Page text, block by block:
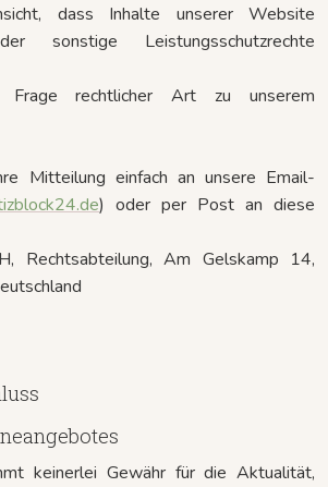
dass Inhalte unserer Website
sonstige Leistungsschutzrechte
rechtlicher Art zu unserem
Mitteilung einfach an unsere Email-
) oder per Post an diese
Rechtsabteilung, Am Gelskamp 14,
keinerlei Gewähr für die Aktualität,